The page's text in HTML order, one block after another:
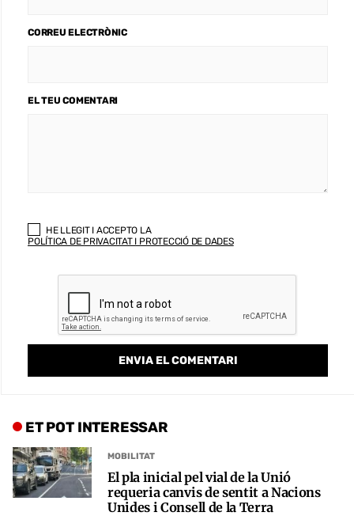
CORREU ELECTRÒNIC
EL TEU COMENTARI
HE LLEGIT I ACCEPTO LA
POLÍTICA DE PRIVACITAT I PROTECCIÓ DE DADES
ET POT INTERESSAR
MOBILITAT
El pla inicial pel vial de la Unió
requeria canvis de sentit a Nacions
Unides i Consell de la Terra